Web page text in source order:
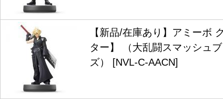
【新品/在庫あり】アミーボ
ター】 （大乱闘スマッシュ
ズ） [NVL-C-AACN]